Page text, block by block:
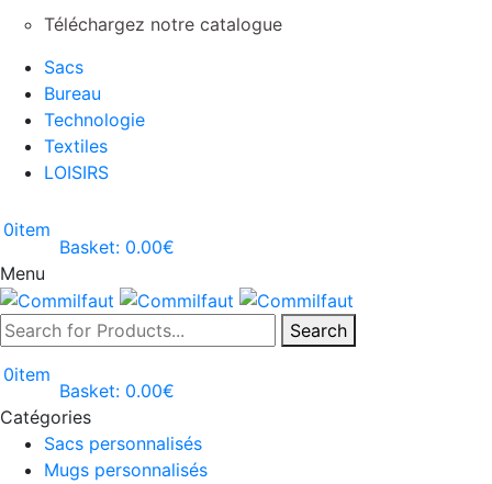
Téléchargez notre catalogue
Sacs
Bureau
Technologie
Textiles
LOISIRS
0item
Basket: 0.00€
Menu
Search
0item
Basket: 0.00€
Catégories
Sacs personnalisés
Mugs personnalisés